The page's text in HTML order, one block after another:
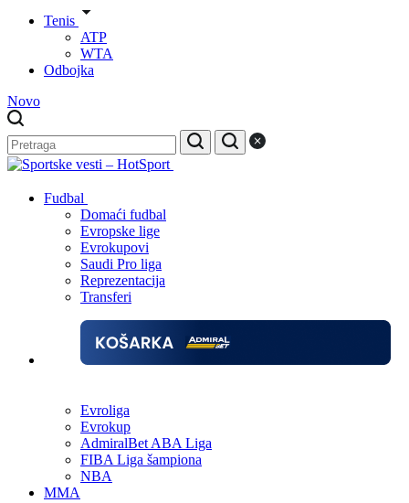
Tenis
ATP
WTA
Odbojka
Novo
Fudbal
Domaći fudbal
Evropske lige
Evrokupovi
Saudi Pro liga
Reprezentacija
Transferi
Evroliga
Evrokup
AdmiralBet ABA Liga
FIBA Liga šampiona
NBA
MMA